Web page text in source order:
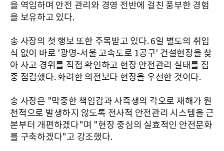
을 역임하며 안전 관리와 경영 전반에 걸친 풍부한 경험
을 보유하고 있다.
송 사장의 첫 행보 또한 주목받고 있다. 6일 별도의 취임
식 없이 바로 '광명-서울 고속도로 1공구' 건설현장을 찾
아 사고 경위를 직접 확인하고 현장 안전관리 실태를 집
중 점검했다. 화려한 의전보다 현장을 우선한 것이다.
송 사장은 "막중한 책임감과 사즉생의 각오로 재해가 원
천적으로 발생하지 않도록 전사적 안전관리 시스템을 근
본부터 개편하겠다"며 "현장 중심의 실효적인 안전문화
를 구축하겠다"고 강조했다.